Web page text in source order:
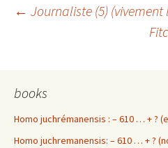
articles
← Journaliste (5) (vivement
books
Homo juchrémanensis : – 610 … + ?
Homo juchremanensis: – 610 … + ?